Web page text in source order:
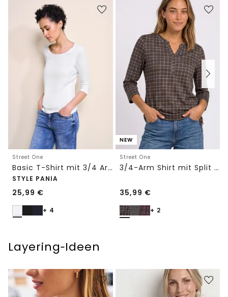
Street One
Basic T-Shirt mit 3/4 Arm
STYLE PANIA
25,99 €
+ 4
NEW
Street One
3/4-Arm Shirt mit Split Neck und Print
35,99 €
+ 2
Layering‑Ideen